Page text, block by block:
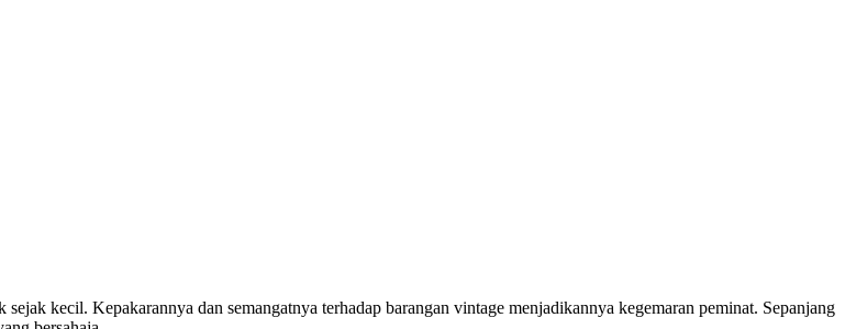
kecil. Kepakarannya dan semangatnya terhadap barangan vintage menjadikannya kegemaran peminat. Sepanjang